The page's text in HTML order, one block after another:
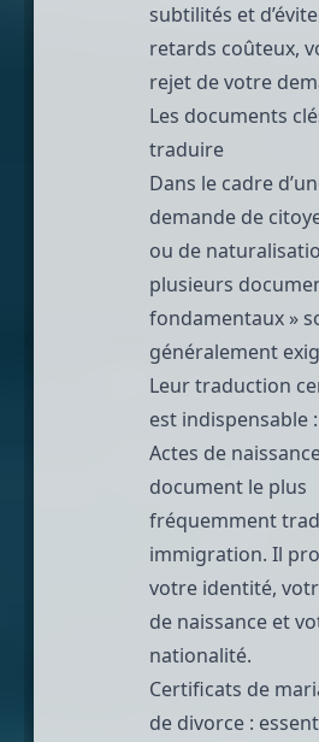
subtilités et
retards coûteux,
rejet de votre
Les documents
traduire
Dans le cadre
demande de
ou de
plusieurs
fondamentaux »
généralement
Leur traduction
est indispensable :
Actes de
document le plus
fréquemment
immigration. Il
votre identité,
de naissance et
nationalité.
Certificats de
de divorce :